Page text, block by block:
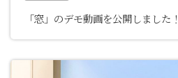
「窓」のデモ動画を公開しました！